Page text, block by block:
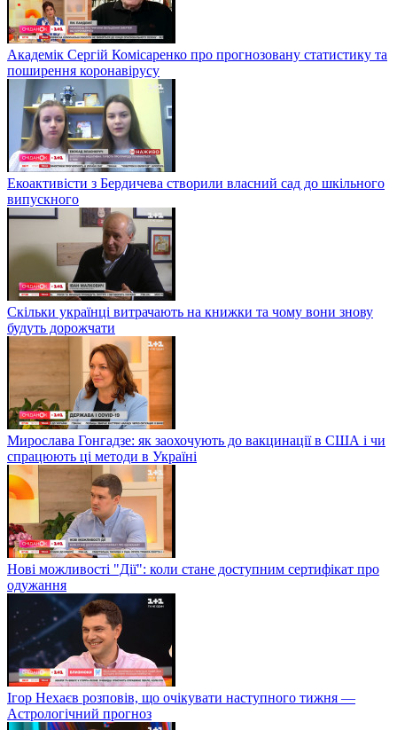
Академік Сергій Комісаренко про прогнозовану статистику та
поширення коронавірусу
Екоактивісти з Бердичева створили власний сад до шкільного
випускного
Скільки українці витрачають на книжки та чому вони знову
будуть дорожчати
Мирослава Гонгадзе: як заохочують до вакцинації в США і чи
спрацюють ці методи в Україні
Нові можливості "Дії": коли стане доступним сертифікат про
одужання
Ігор Нехаєв розповів, що очікувати наступного тижня —
Астрологічний прогноз